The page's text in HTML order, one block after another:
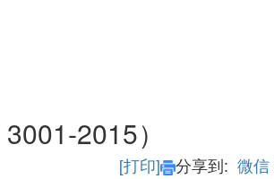
2015）
[打印] 分享到: 微信